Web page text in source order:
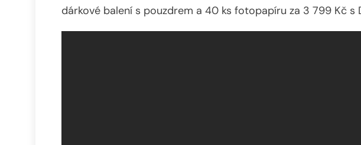
dárkové balení s pouzdrem a 40 ks fotopapíru za 3 799 Kč s